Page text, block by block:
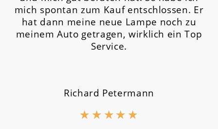
mich spontan zum Kauf entschlossen. Er
hat dann meine neue Lampe noch zu
meinem Auto getragen, wirklich ein Top
Service.
Richard Petermann
★ ★ ★ ★ ★